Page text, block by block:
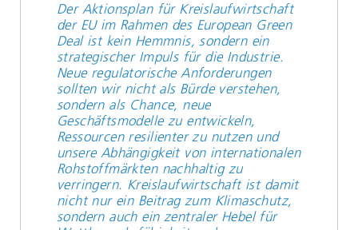
Der Aktionsplan für Kreislaufwirtschaft
der EU im Rahmen des European Green
Deal ist kein Hemmnis, sondern ein
strategischer Impuls für die Industrie.
Neue regulatorische Anforderungen
sollten wir nicht als Bürde verstehen,
sondern als Chance, neue
Geschäftsmodelle zu entwickeln,
Ressourcen resilienter zu nutzen und
unsere Abhängigkeit von internationalen
Rohstoffmärkten nachhaltig zu
verringern. Kreislaufwirtschaft ist damit
nicht nur ein Beitrag zum Klimaschutz,
sondern auch ein zentraler Hebel für